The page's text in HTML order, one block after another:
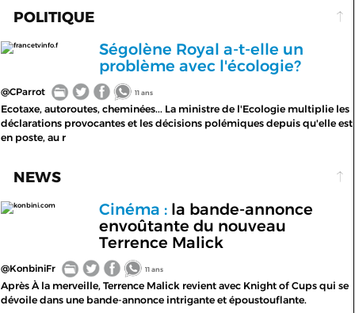
POLITIQUE
francetvinfo.f
Ségolène Royal a-t-elle un
problème avec l'écologie?
@CParrot 11 ans
Ecotaxe, autoroutes, cheminées... La ministre de l'Ecologie multiplie les
déclarations provocantes et les décisions polémiques depuis qu'elle est
en poste, au r
NEWS
konbini.com Cinéma :la bande-annonce
envoûtante du nouveau
Terrence Malick
@KonbiniFr 11 ans
Après À la merveille, Terrence Malick revient avec Knight of Cups qui se
dévoile dans une bande-annonce intrigante et époustouflante.